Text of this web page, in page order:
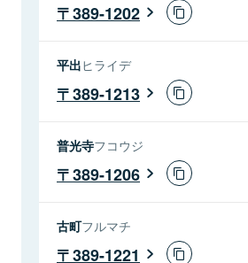
389-1202
平出ヒライデ
389-1213
普光寺フコウジ
389-1206
古町フルマチ
389-1221